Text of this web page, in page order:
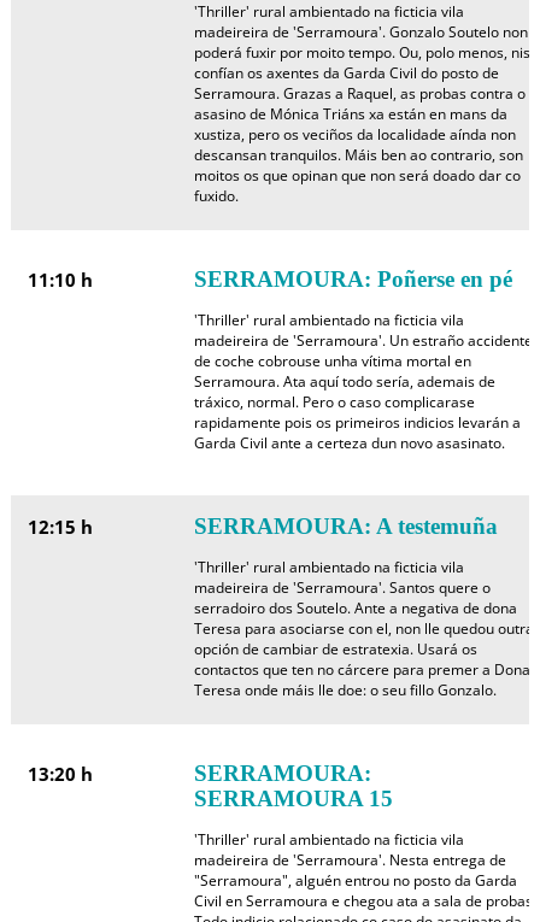
'Thriller' rural ambientado na ficticia vila
madeireira de 'Serramoura'. Gonzalo Soutelo non
poderá fuxir por moito tempo. Ou, polo menos, niso
confían os axentes da Garda Civil do posto de
Serramoura. Grazas a Raquel, as probas contra o
asasino de Mónica Triáns xa están en mans da
xustiza, pero os veciños da localidade aínda non
descansan tranquilos. Máis ben ao contrario, son
moitos os que opinan que non será doado dar co
fuxido.
11:10 h SERRAMOURA: Poñerse en pé
'Thriller' rural ambientado na ficticia vila
madeireira de 'Serramoura'. Un estraño accidente
de coche cobrouse unha vítima mortal en
Serramoura. Ata aquí todo sería, ademais de
tráxico, normal. Pero o caso complicarase
rapidamente pois os primeiros indicios levarán a
Garda Civil ante a certeza dun novo asasinato.
12:15 h SERRAMOURA: A testemuña
'Thriller' rural ambientado na ficticia vila
madeireira de 'Serramoura'. Santos quere o
serradoiro dos Soutelo. Ante a negativa de dona
Teresa para asociarse con el, non lle quedou outra
opción de cambiar de estratexia. Usará os
contactos que ten no cárcere para premer a Dona
Teresa onde máis lle doe: o seu fillo Gonzalo.
13:20 h
SERRAMOURA:
SERRAMOURA 15
'Thriller' rural ambientado na ficticia vila
madeireira de 'Serramoura'. Nesta entrega de
"Serramoura", alguén entrou no posto da Garda
Civil en Serramoura e chegou ata a sala de probas.